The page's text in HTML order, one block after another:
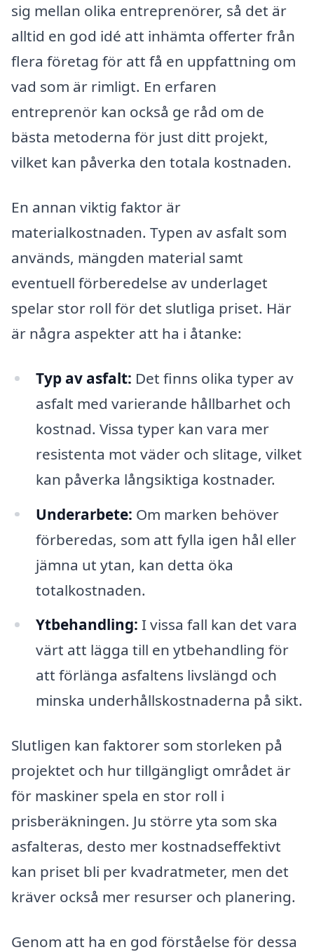
sig mellan olika entreprenörer, så det är
alltid en god idé att inhämta offerter från
flera företag för att få en uppfattning om
vad som är rimligt. En erfaren
entreprenör kan också ge råd om de
bästa metoderna för just ditt projekt,
vilket kan påverka den totala kostnaden.
En annan viktig faktor är
materialkostnaden. Typen av asfalt som
används, mängden material samt
eventuell förberedelse av underlaget
spelar stor roll för det slutliga priset. Här
är några aspekter att ha i åtanke:
Typ av asfalt: Det finns olika typer av
asfalt med varierande hållbarhet och
kostnad. Vissa typer kan vara mer
resistenta mot väder och slitage, vilket
kan påverka långsiktiga kostnader.
Underarbete: Om marken behöver
förberedas, som att fylla igen hål eller
jämna ut ytan, kan detta öka
totalkostnaden.
Ytbehandling: I vissa fall kan det vara
värt att lägga till en ytbehandling för
att förlänga asfaltens livslängd och
minska underhållskostnaderna på sikt.
Slutligen kan faktorer som storleken på
projektet och hur tillgängligt området är
för maskiner spela en stor roll i
prisberäkningen. Ju större yta som ska
asfalteras, desto mer kostnadseffektivt
kan priset bli per kvadratmeter, men det
kräver också mer resurser och planering.
Genom att ha en god förståelse för dessa